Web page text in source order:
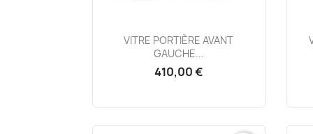
Aperçu rapide
VITRE PORTIÈRE AVANT
GAUCHE...
410,00 €